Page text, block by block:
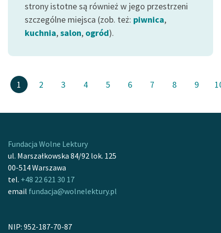
strony istotne są również w jego przestrzeni
szczególne miejsca (zob. też: piwnica,
kuchnia,salon, ogród).
1 2 3 4 5 6 7 8 9
Fundacja Wolne Lektury
ul. Marszałkowska 84/92 lok. 125
00-514 Warszawa
tel. +48 22 621 30 17
email fundacja@wolnelektury.pl
NIP: 952-187-70-87